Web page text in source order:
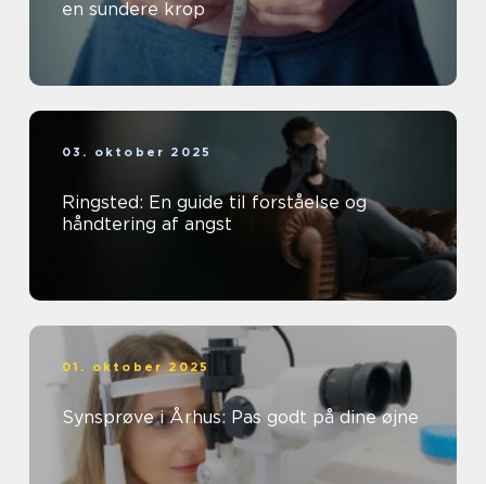
en sundere krop
03. oktober 2025
Ringsted: En guide til forståelse og
håndtering af angst
01. oktober 2025
Synsprøve i Århus: Pas godt på dine øjne